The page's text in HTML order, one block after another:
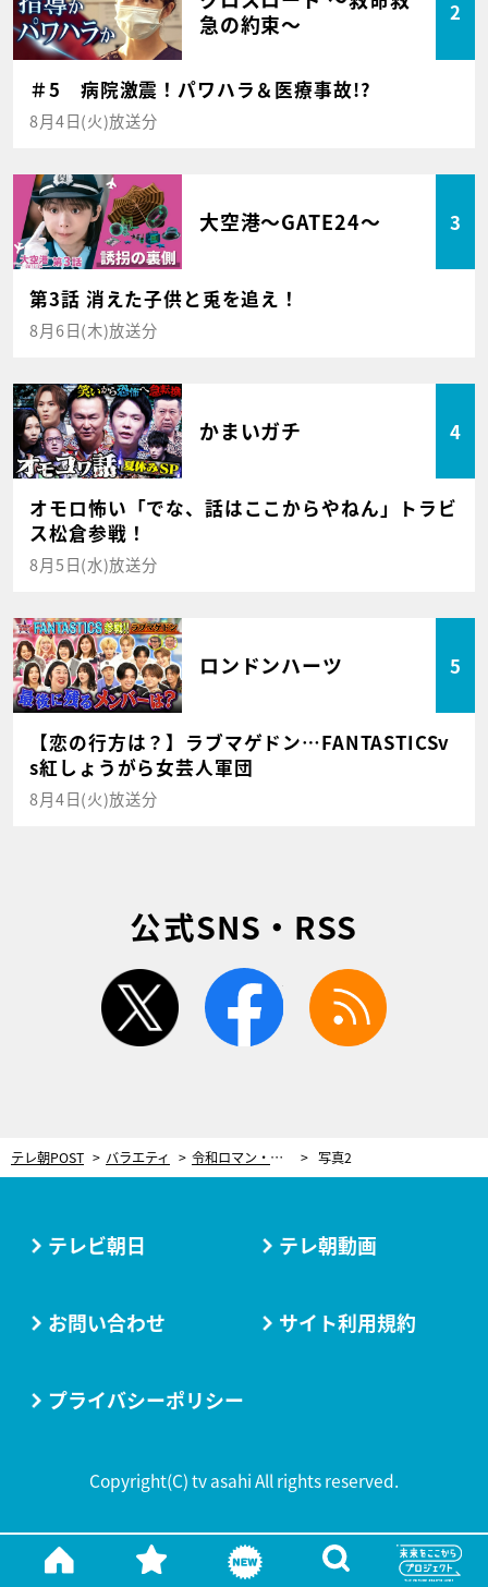
急の約束～
2
＃5 病院激震！パワハラ＆医療事故!?
8月4日(火)放送分
大空港～GATE24～ 3
第3話 消えた子供と兎を追え！
8月6日(木)放送分
かまいガチ 4
オモロ怖い「でな、話はここからやねん」トラビ
ス松倉参戦！
8月5日(水)放送分
ロンドンハーツ 5
【恋の行方は？】ラブマゲドン…FANTASTICSv
s紅しょうがら女芸人軍団
8月4日(火)放送分
公式SNS・RSS
twitter facebook
テレ朝POST バラエティ 令和ロマン・ケムリ、相方の不祥事で「あなたも引退して」厳しい世間の声に本音 写真2
テレビ朝日 テレ朝動画
お問い合わせ サイト利用規約
プライバシーポリシー
Copyright(C) tv asahi All rights reserved.